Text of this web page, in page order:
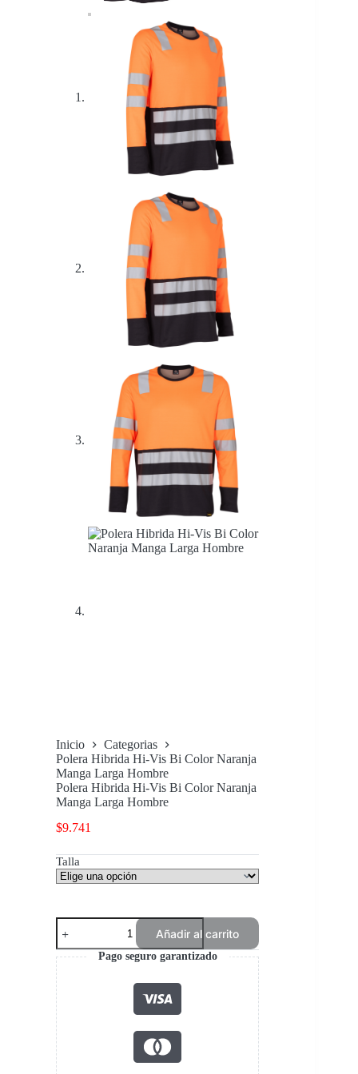
Inicio
Categorias
Polera Hibrida Hi-Vis Bi Color Naranja
Manga Larga Hombre
Polera Hibrida Hi-Vis Bi Color Naranja
Manga Larga Hombre
$9.741
Talla
Polera
Hibrida
Hi-
Vis
Bi
Color
Naranja
Manga
Larga
Hombre
cantidad
Añadir al carrito
Pago seguro garantizado